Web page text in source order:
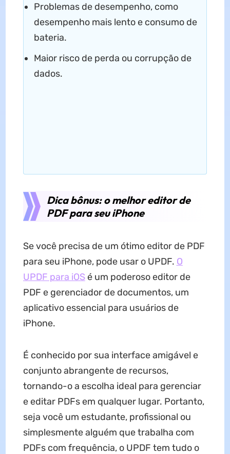
Problemas de desempenho, como
desempenho mais lento e consumo de
bateria.
Maior risco de perda ou corrupção de
dados.
Dica bônus: o melhor editor de
PDF para seu iPhone
Se você precisa de um ótimo editor de PDF
para seu iPhone, pode usar o UPDF. O
UPDF para iOSé um poderoso editor de
PDF e gerenciador de documentos, um
aplicativo essencial para usuários de
iPhone.
É conhecido por sua interface amigável e
conjunto abrangente de recursos,
tornando-o a escolha ideal para gerenciar
e editar PDFs em qualquer lugar. Portanto,
seja você um estudante, profissional ou
simplesmente alguém que trabalha com
PDFs com frequência, o UPDF tem tudo o